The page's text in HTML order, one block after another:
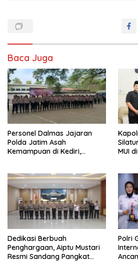
Baca Juga
Personel Dalmas Jajaran
Polda Jatim Asah
Kemampuan di Kediri,
Kamtibmas
MUI
Dedikasi Berbuah
Penghargaan, Aiptu Mustari
Resmi Sandang Pangkat
Polri